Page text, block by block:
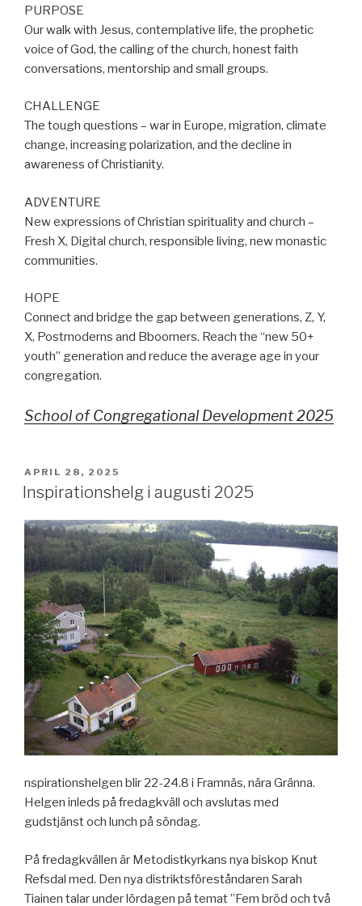
PURPOSE
Our walk with Jesus, contemplative life, the prophetic
voice of God, the calling of the church, honest faith
conversations, mentorship and small groups.
CHALLENGE
The tough questions – war in Europe, migration, climate
change, increasing polarization, and the decline in
awareness of Christianity.
ADVENTURE
New expressions of Christian spirituality and church –
Fresh X, Digital church, responsible living, new monastic
communities.
HOPE
Connect and bridge the gap between generations, Z, Y,
X, Postmoderns and Bboomers. Reach the “new 50+
youth” generation and reduce the average age in your
congregation.
School of Congregational Development 2025
PUBLICERAT
APRIL 28, 2025
Inspirationshelg i augusti 2025
nspirationshelgen blir 22-24.8 i Framnäs, nära Gränna.
Helgen inleds på fredagkväll och avslutas med
gudstjänst och lunch på söndag.
På fredagkvällen är Metodistkyrkans nya biskop Knut
Refsdal med. Den nya distriktsföreståndaren Sarah
Tiainen talar under lördagen på temat ”Fem bröd och två